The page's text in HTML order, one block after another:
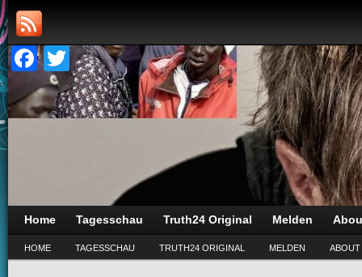
Facebook
Twitter
Home Tagesschau Truth24 Original Melden
HOME TAGESSCHAU TRUTH24 ORIGINAL MELDEN ABOUT